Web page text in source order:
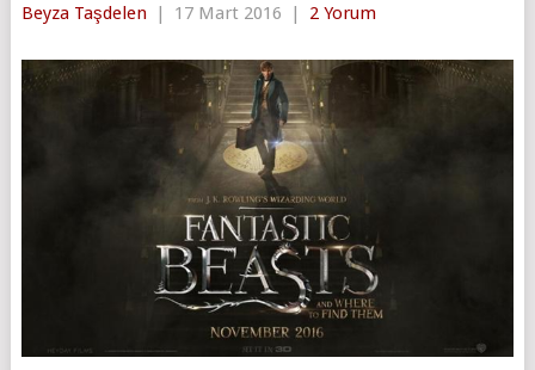
Beyza Taşdelen | 17 Mart 2016 | 2 Yorum